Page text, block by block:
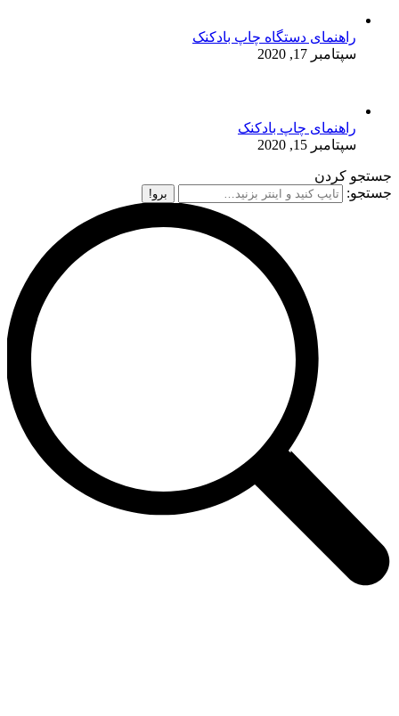
راهنمای دستگاه چاپ بادکنک
سپتامبر 17, 2020
راهنمای چاپ بادکنک
سپتامبر 15, 2020
جستجو کردن
جستجو: